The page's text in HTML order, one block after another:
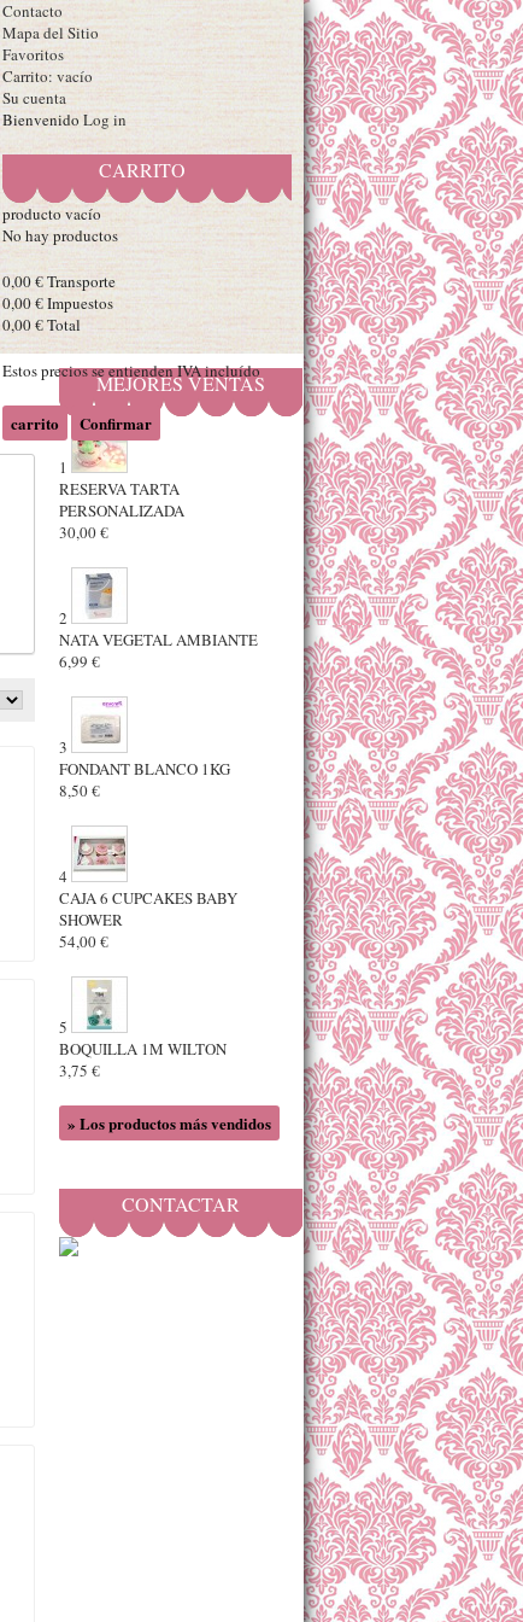
Contacto
Mapa del Sitio
Favoritos
Carrito: vacío
Su cuenta
Bienvenido Log in
CARRITO
producto vacío
No hay productos
0,00 €Transporte
0,00 €Impuestos
0,00 €Total
Estos precios se entienden IVA incluído
carrito Confirmar
MEJORES VENTAS
1
RESERVA TARTA
PERSONALIZADA
30,00 €
2
NATA VEGETAL AMBIANTE
6,99 €
3
FONDANT BLANCO 1KG
8,50 €
4
CAJA 6 CUPCAKES BABY
SHOWER
54,00 €
5
BOQUILLA 1M WILTON
3,75 €
» Los productos más vendidos
CONTACTAR